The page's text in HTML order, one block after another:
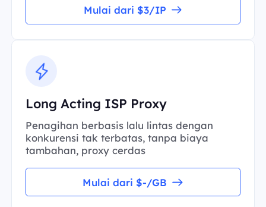
Mulai dari $3/IP
Long Acting ISP Proxy
Penagihan berbasis lalu lintas dengan
konkurensi tak terbatas, tanpa biaya
tambahan, proxy cerdas
Mulai dari $-/GB